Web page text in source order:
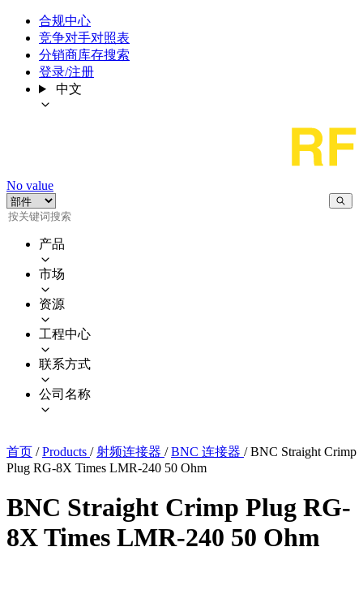
合规中心
竞争对手对照表
分销商库存搜索
登录/注册
中文
No value
产品
市场
资源
工程中心
联系方式
公司名称
首页 / Products / 射频连接器 / BNC 连接器 / BNC Straight Crimp
Plug RG-8X Times LMR-240 50 Ohm
BNC Straight Crimp Plug RG-
8X Times LMR-240 50 Ohm